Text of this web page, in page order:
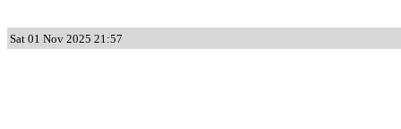
Sat 01 Nov 2025 21:57